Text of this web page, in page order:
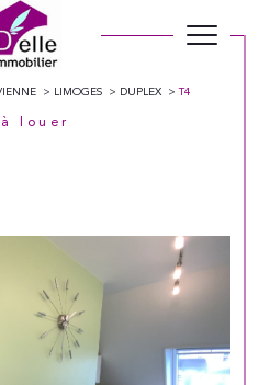
LIMOGES DUPLEX T4
louer